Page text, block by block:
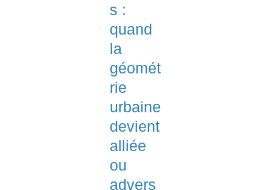
s :
quand
la
géomét
rie
urbaine
devient
alliée
ou
advers